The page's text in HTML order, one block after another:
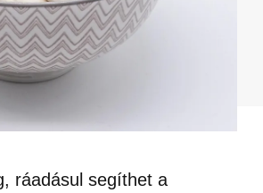
ráadásul segíthet a